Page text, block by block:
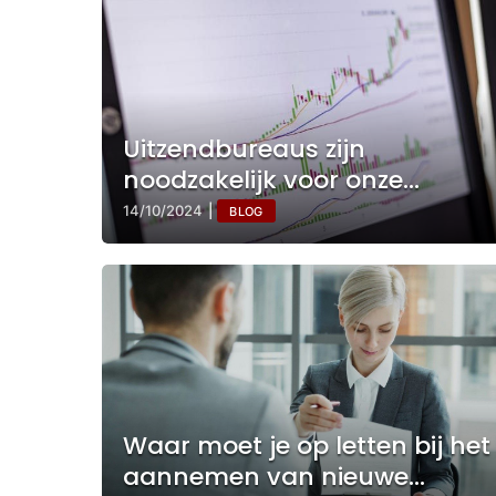
Uitzendbureaus zijn
noodzakelijk voor onze
snelgroeiende economie
14/10/2024 | BLOG
Waar moet je op letten bij het
aannemen van nieuwe